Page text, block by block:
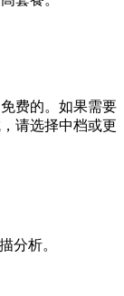
费的。如果需要
请选择中档或更
分析。